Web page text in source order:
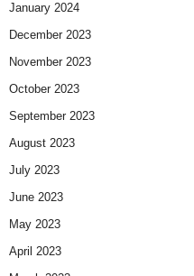
January 2024
December 2023
November 2023
October 2023
September 2023
August 2023
July 2023
June 2023
May 2023
April 2023